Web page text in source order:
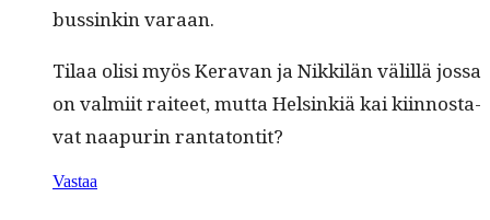
bussinkin varaan.
Tilaa olisi myös Ker­a­van ja Nikkilän välil­lä jos­sa
on valmi­it raiteet, mut­ta Helsinkiä kai kiin­nos­ta­
vat naa­purin rantatontit?
Vastaa